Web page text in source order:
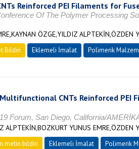
Reinforced PEI Filaments for
Of The Polymer Processing
ÖZGE,YILDIZ ALPTEKİN,ÖZDEN
Bildiri Eklemeli İmalat Polimerik
CNTs Reinforced PEI
Forum, San Diego, California/
ALPTEKİN,BOZKURT YUNUS EMRE,ÖZDEN
metin bildiri Eklemeli İmalat Polimerik